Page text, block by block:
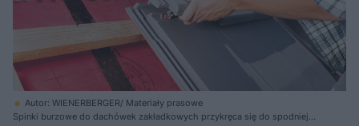
Autor: WIENERBERGER/ Materiały prasowe
Spinki burzowe do dachówek zakładkowych przykręca się do spodniej